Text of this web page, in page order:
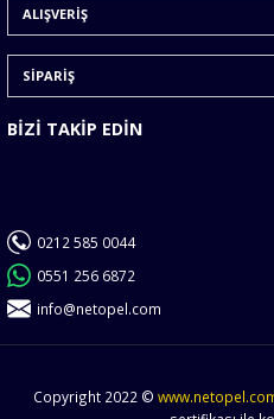
ALIŞVERİŞ
SİPARİŞ
BİZİ TAKİP EDİN
0212 585 0044
0551 256 6872
info@netopel.com
Copyright 2022 ©